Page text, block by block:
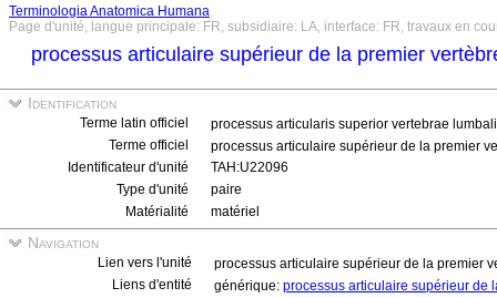
Terminologia Anatomica Humana
Page d'unité, langue principale: FR, subsidiaire: LA, interface: FR, travaux en
processus articulaire supérieur de la premier
Identification
Terme latin officiel
processus articularis superior vertebrae
Terme officiel
processus articulaire supérieur de la premier
Identificateur d'unité
TAH:U22096
Type d'unité
paire
Matérialité
matériel
Navigation
Lien vers l'unité
processus articulaire supérieur de la premier
Liens d'entité
générique: processus articulaire supérieur de